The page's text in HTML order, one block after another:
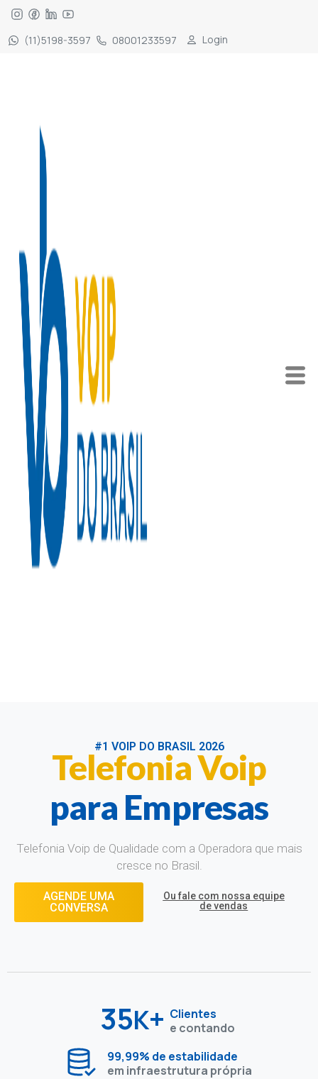
(11)5198-3597 08001233597 Login
#1 VOIP DO BRASIL 2026
Telefonia Voip
para Empresas
Telefonia Voip de Qualidade com a Operadora que mais
cresce no Brasil.
AGENDE UMA
CONVERSA
Ou fale com nossa equipe
de vendas
35K+ Clientes
e contando
99,99% de estabilidade
em infraestrutura própria